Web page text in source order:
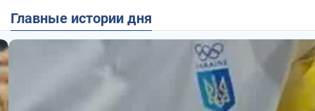
Главные истории дня